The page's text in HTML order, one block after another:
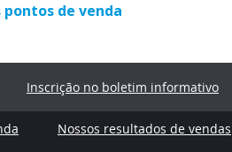
pontos de venda
Inscrição no boletim informativo
Nossos resultados de vendas